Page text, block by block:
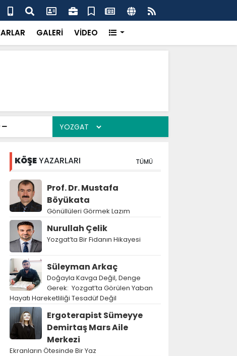
UMKE'ye övgü
GALERİ VİDEO
KÖŞEYAZARLARI TÜMÜ
Prof. Dr. Mustafa
Böyükata
Gönüllüleri Görmek Lazım
Nurullah Çelik
Yozgat’ta Bir Fidanın Hikayesi
Süleyman Arkaç
Doğayla Kavga Değil, Denge
Gerek: Yozgat’ta Görülen Yaban
Hayatı Hareketliliği Tesadüf Değil
Ergoterapist Sümeyye
Demirtaş Mars Aile
Merkezi
Ekranların Ötesinde Bir Yaz